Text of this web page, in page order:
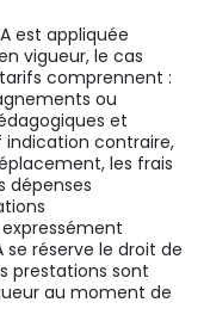
est appliquée
vigueur, le cas
comprennent :
ou
et
indication contraire,
les frais
dépenses
se réserve le droit de
prestations sont
au moment de